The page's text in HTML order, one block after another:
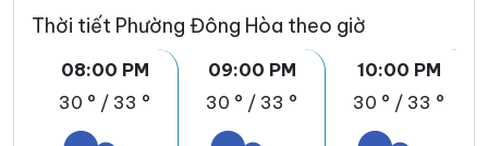
Thời tiết Phường Đông Hòa theo giờ
08:00 PM
30 ° / 33 °
09:00 PM
30 ° / 33 °
10:00 PM
30 ° / 33 °